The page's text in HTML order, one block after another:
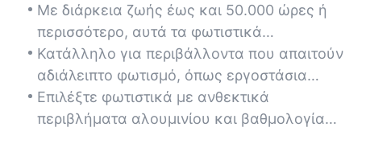
Με διάρκεια ζωής έως και 50.000 ώρες ή
περισσότερο, αυτά τα φωτιστικά
ελαχιστοποιούν τις συχνές αντικαταστάσεις,
καθιστώντας τα ιδανικά για εγκαταστάσεις
με υψηλή οροφή σε δυσπρόσιτα σημεία.
Κατάλληλο για περιβάλλοντα που απαιτούν
αδιάλειπτο φωτισμό, όπως εργοστάσια
παραγωγής ή κέντρα logistics, όπου ο
χρόνος διακοπής λειτουργίας για συντήρηση
Επιλέξτε φωτιστικά με ανθεκτικά
περιβλήματα αλουμινίου και βαθμολογία